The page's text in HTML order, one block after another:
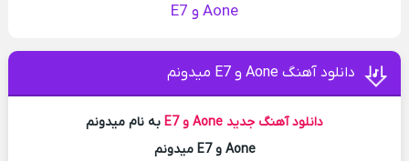
Aone و E7
دانلود آهنگ Aone و E7 میدونم
دانلود آهنگ جدید Aone و E7
به نام میدونم
Aone و E7 میدونم